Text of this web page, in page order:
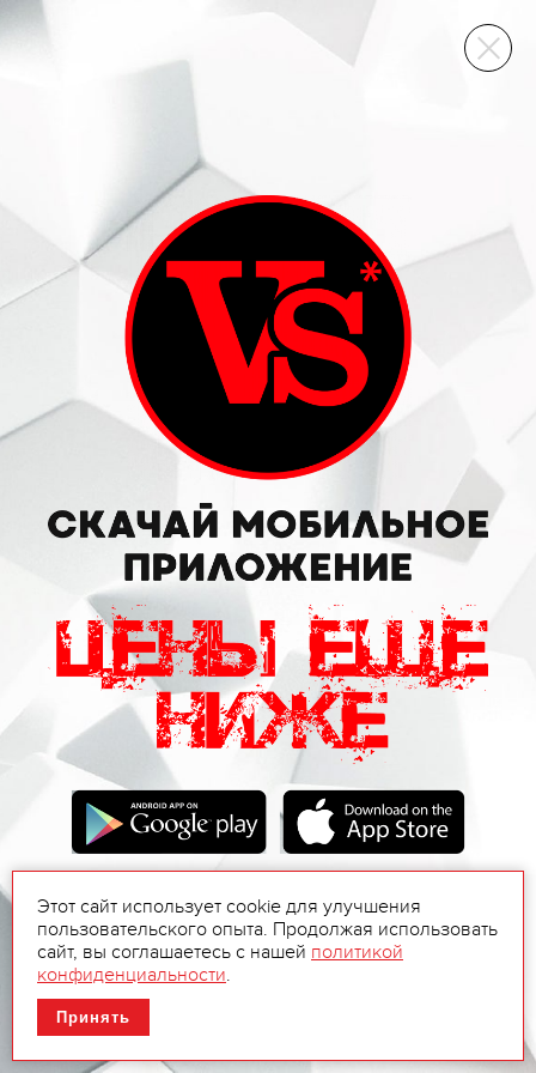
ВИННЫЙ СКЛАД
Этот сайт использует cookie для улучшения
пользовательского опыта. Продолжая использовать
сайт, вы соглашаетесь с нашей политикой
конфиденциальности.
Принять